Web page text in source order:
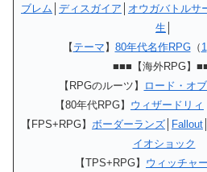
ブレム ディスガイア オウガバトルサ
生
【 テーマ 】 80年代名作RPG（ 1│
■■■【海外RPG】
【RPGのルーツ】
ロード・オ
【80年代RPG】 ウィザードリィ
【FPS+RPG】 ボーダーランズ Fallout
イオショック
【TPS+RPG】 ウィッチャー